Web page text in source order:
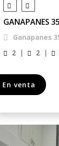
GANAPANES
Ganapanes
2
| 2 |
En venta